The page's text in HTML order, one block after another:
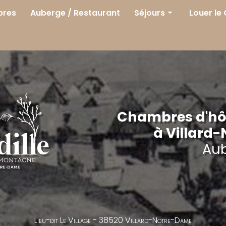
Auberge / Restaurant Séjours
Printemps
Automne
Hiver
Louer le
Chambres
à Villard-
Lieu-dit Le Village - 38520 Villard-Notre-Dame